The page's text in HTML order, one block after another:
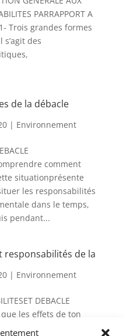
PARRAPPORT A
Trois grandes formes
des
de la débacle
| Environnement
comment
situationprésente
les responsabilités
dans le temps,
pendant...
responsabilités de la
| Environnement
DEBACLE
que les effets de ton
lapermanence d’une